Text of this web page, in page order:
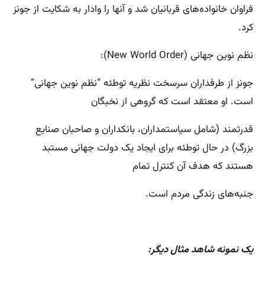
فراوان خانواده‌های قربانیان شد و آنها را وادار به شکایت از جونز
کرد.
نظم نوین جهانی (New World Order):
جونز از طرفداران سرسخت نظریه توطئه “نظم نوین جهانی”
است. او معتقد است که گروهی از نخبگان
قدرتمند (شامل سیاستمداران، بانکداران و صاحبان صنایع
بزرگ) در حال توطئه برای ایجاد یک دولت جهانی مستبد
هستند که هدف آن کنترل تمام
جنبه‌های زندگی مردم است.
یک نمونه شاهد مثال دیگر: